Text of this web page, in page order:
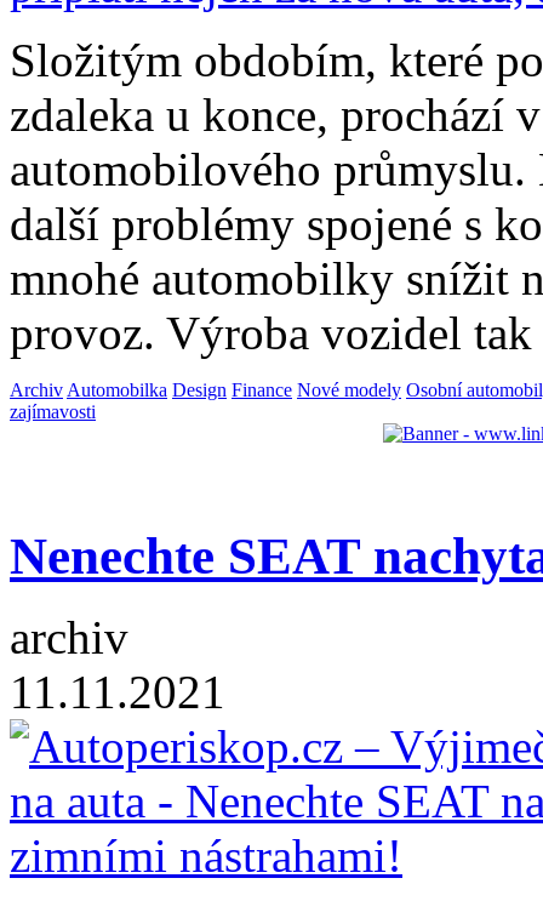
Složitým obdobím, které
zdaleka u konce, prochází
automobilového průmyslu.
další problémy spojené s
mnohé automobilky snížit
provoz. Výroba vozidel tak
Archiv Automobilka Design Finance Nové modely Osobní
zajímavosti
Nenechte SEAT
archiv
11.11.2021